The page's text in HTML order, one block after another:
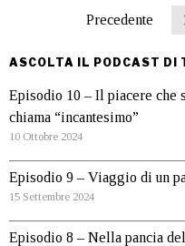
Precedente
ASCOLTA IL PODCAST DI
Episodio 10 – Il piacere che
chiama “incantesimo”
10 Ottobre 2024
Episodio 9 – Viaggio di un
15 Settembre 2024
Episodio 8 – Nella pancia